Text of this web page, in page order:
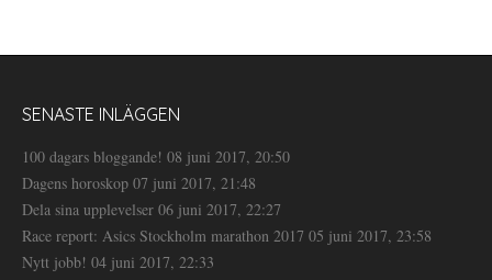
SENASTE INLÄGGEN
100 dagars bloggande! 08 juni 2017, 20:50
Dagens horoskop 07 juni 2017, 21:48
Dela sina upplevelser 06 juni 2017, 22:27
Race report: Asics Stockholm marathon 2017 05 juni 2017, 23:58
Nytt jobb! 04 juni 2017, 22:33